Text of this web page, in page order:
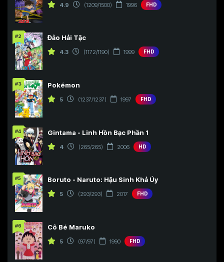
4.9 (1209/1500) 1996 FHD
#2 Đảo Hải Tặc
4.3 (1172/1190) 1999 FHD
#3 Pokémon
5 (1237/1237) 1997 FHD
#4 Gintama - Linh Hồn Bạc Phần 1
4 (265/265) 2006 HD
#5 Boruto - Naruto: Hậu Sinh Khả Úy
5 (293/293) 2017 FHD
#6 Cô Bé Maruko
5 (97/97) 1990 FHD